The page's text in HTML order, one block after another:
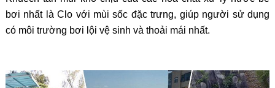
bơi nhất là Clo với mùi sốc đặc trưng, giúp người sử dụng
có môi trường bơi lội vệ sinh và thoải mái nhất.